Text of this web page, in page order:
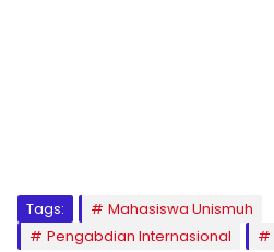
Tags:
Mahasiswa Unismuh
Pengabdian Internasional